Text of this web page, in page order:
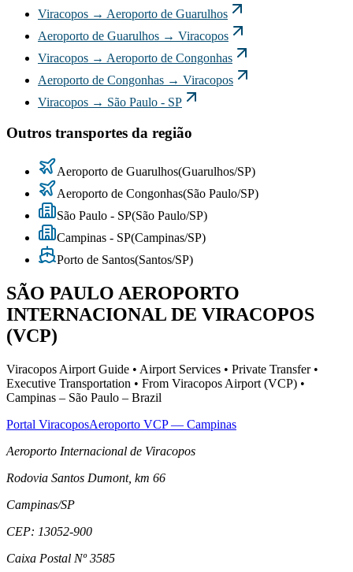
Viracopos → Aeroporto de Guarulhos
Aeroporto de Guarulhos → Viracopos
Viracopos → Aeroporto de Congonhas
Aeroporto de Congonhas → Viracopos
Viracopos → São Paulo - SP
Outros transportes da região
Aeroporto de Guarulhos(Guarulhos/SP)
Aeroporto de Congonhas(São Paulo/SP)
São Paulo - SP(São Paulo/SP)
Campinas - SP(Campinas/SP)
Porto de Santos(Santos/SP)
SÃO PAULO AEROPORTO
INTERNACIONAL DE VIRACOPOS
(VCP)
Viracopos Airport Guide • Airport Services • Private Transfer •
Executive Transportation • From Viracopos Airport (VCP) •
Campinas – São Paulo – Brazil
Portal ViracoposAeroporto VCP — Campinas
Aeroporto Internacional de Viracopos
Rodovia Santos Dumont, km 66
Campinas/SP
CEP: 13052-900
Caixa Postal Nº 3585